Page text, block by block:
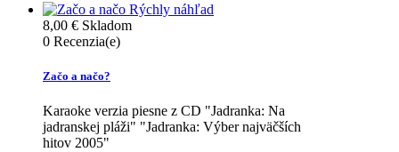
Rýchly náhľad
8,00 € Skladom
0 Recenzia(e)
Začo a načo?
Karaoke verzia piesne z CD "Jadranka: Na
jadranskej pláži" "Jadranka: Výber najväčších
hitov 2005"